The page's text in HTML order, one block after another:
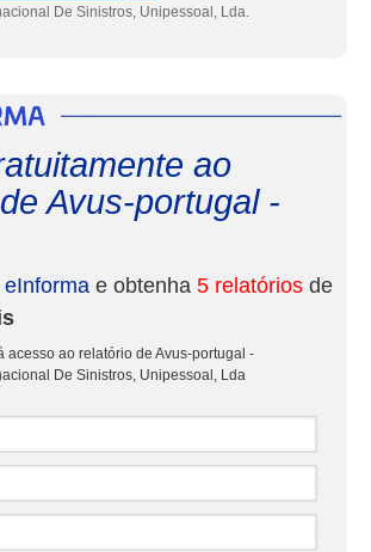
De Sinistros, Unipessoal, Lda.
ao
Avus-portugal -
eInforma e obtenha 5 relatórios de
acesso ao relatório de Avus-portugal -
De Sinistros, Unipessoal, Lda